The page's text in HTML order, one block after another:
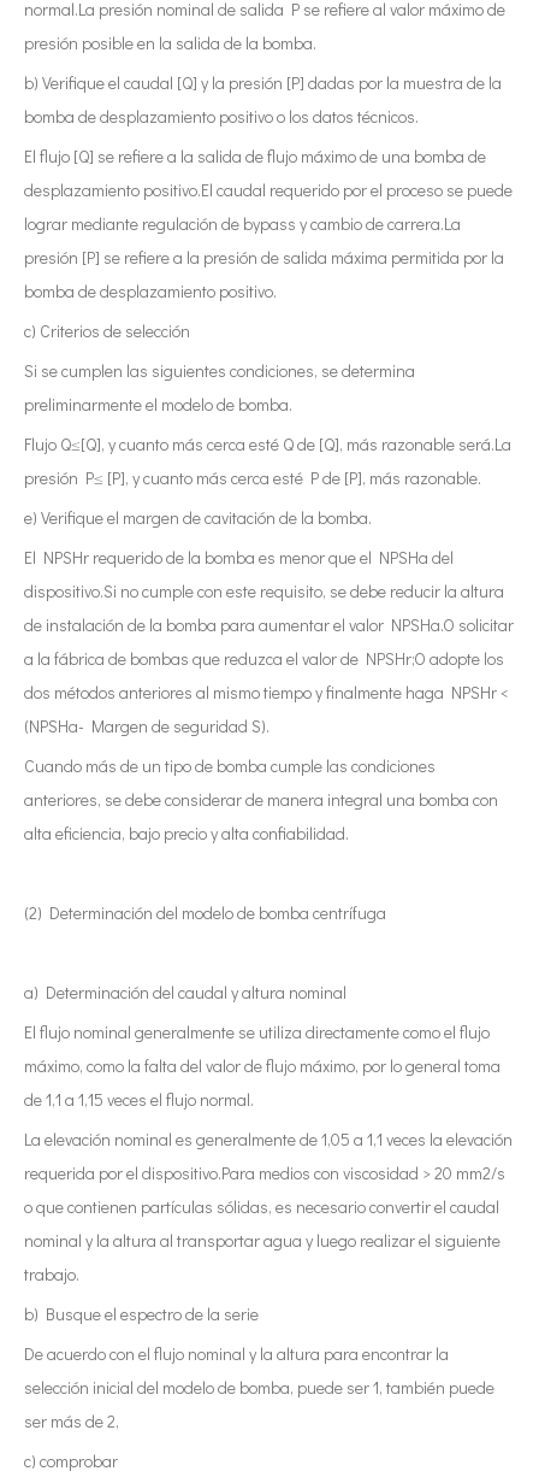
normal.La presión nominal de salida P se refiere al valor máximo de
presión posible en la salida de la bomba.
b) Verifique el caudal [Q] y la presión [P] dadas por la muestra de la
bomba de desplazamiento positivo o los datos técnicos.
El flujo [Q] se refiere a la salida de flujo máximo de una bomba de
desplazamiento positivo.El caudal requerido por el proceso se puede
lograr mediante regulación de bypass y cambio de carrera.La
presión [P] se refiere a la presión de salida máxima permitida por la
bomba de desplazamiento positivo.
c) Criterios de selección
Si se cumplen las siguientes condiciones, se determina
preliminarmente el modelo de bomba.
Flujo Q≤[Q], y cuanto más cerca esté Q de [Q], más razonable será.La
presión P≤ [P], y cuanto más cerca esté P de [P], más razonable.
e) Verifique el margen de cavitación de la bomba.
El NPSHr requerido de la bomba es menor que el NPSHa del
dispositivo.Si no cumple con este requisito, se debe reducir la altura
de instalación de la bomba para aumentar el valor NPSHa.O solicitar
a la fábrica de bombas que reduzca el valor de NPSHr;O adopte los
dos métodos anteriores al mismo tiempo y finalmente haga NPSHr <
(NPSHa- Margen de seguridad S).
Cuando más de un tipo de bomba cumple las condiciones
anteriores, se debe considerar de manera integral una bomba con
alta eficiencia, bajo precio y alta confiabilidad.
(2) Determinación del modelo de bomba centrífuga
a) Determinación del caudal y altura nominal
El flujo nominal generalmente se utiliza directamente como el flujo
máximo, como la falta del valor de flujo máximo, por lo general toma
de 1,1 a 1,15 veces el flujo normal.
La elevación nominal es generalmente de 1,05 a 1,1 veces la elevación
requerida por el dispositivo.Para medios con viscosidad > 20 mm2/s
o que contienen partículas sólidas, es necesario convertir el caudal
nominal y la altura al transportar agua y luego realizar el siguiente
trabajo.
b) Busque el espectro de la serie
De acuerdo con el flujo nominal y la altura para encontrar la
selección inicial del modelo de bomba, puede ser 1, también puede
ser más de 2,
c) comprobar